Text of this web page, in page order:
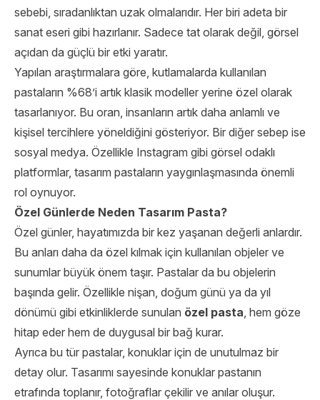
sebebi, sıradanlıktan uzak olmalarıdır. Her biri adeta bir
sanat eseri gibi hazırlanır. Sadece tat olarak değil, görsel
açıdan da güçlü bir etki yaratır.
Yapılan araştırmalara göre, kutlamalarda kullanılan
pastaların %68’i artık klasik modeller yerine özel olarak
tasarlanıyor. Bu oran, insanların artık daha anlamlı ve
kişisel tercihlere yöneldiğini gösteriyor. Bir diğer sebep ise
sosyal medya. Özellikle Instagram gibi görsel odaklı
platformlar, tasarım pastaların yaygınlaşmasında önemli
rol oynuyor.
Özel Günlerde Neden Tasarım Pasta?
Özel günler, hayatımızda bir kez yaşanan değerli anlardır.
Bu anları daha da özel kılmak için kullanılan objeler ve
sunumlar büyük önem taşır. Pastalar da bu objelerin
başında gelir. Özellikle nişan, doğum günü ya da yıl
dönümü gibi etkinliklerde sunulan özel pasta, hem göze
hitap eder hem de duygusal bir bağ kurar.
Ayrıca bu tür pastalar, konuklar için de unutulmaz bir
detay olur. Tasarımı sayesinde konuklar pastanın
etrafında toplanır, fotoğraflar çekilir ve anılar oluşur.